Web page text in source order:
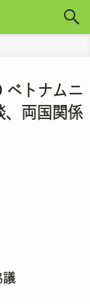
トナムニ
両国関係
議